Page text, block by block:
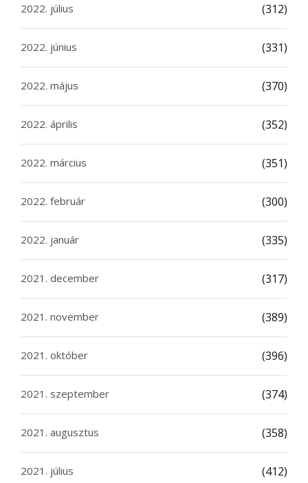
2022. július (312)
2022. június (331)
2022. május (370)
2022. április (352)
2022. március (351)
2022. február (300)
2022. január (335)
2021. december (317)
2021. november (389)
2021. október (396)
2021. szeptember (374)
2021. augusztus (358)
2021. július (412)